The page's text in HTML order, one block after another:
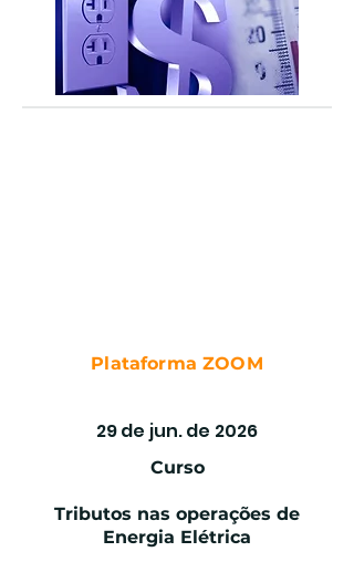
Plataforma ZOOM
29 de jun. de 2026
Curso
Tributos nas operações de
Energia Elétrica